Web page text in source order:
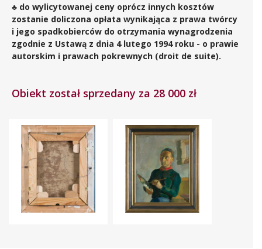
♣ do wylicytowanej ceny oprócz innych kosztów
zostanie doliczona opłata wynikająca z prawa twórcy
i jego spadkobierców do otrzymania wynagrodzenia
zgodnie z Ustawą z dnia 4 lutego 1994 roku - o prawie
autorskim i prawach pokrewnych (droit de suite).
Obiekt został sprzedany za 28 000 zł